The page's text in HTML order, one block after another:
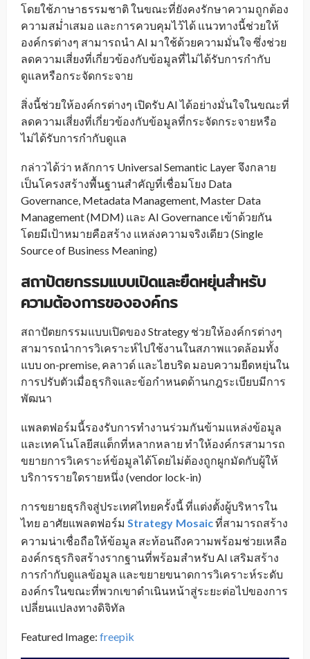
โดยใช้ภาษาธรรมชาติ ในขณะที่ยังคงรักษาความถูกต้อง
ความสม่ำเสมอ และการควบคุมไว้ได้ แนวทางนี้ช่วยให้
องค์กรต่างๆ สามารถนำ AI มาใช้ด้วยความมั่นใจ ซึ่งช่วย
ลดความเสี่ยงที่เกี่ยวข้องกับข้อมูลที่ไม่ได้รับการกำกับ
ดูแลหรือกระจัดกระจาย
สิ่งนี้ช่วยให้องค์กรต่างๆ เปิดรับ AI ได้อย่างมั่นใจในขณะที่
ลดความเสี่ยงที่เกี่ยวข้องกับข้อมูลที่กระจัดกระจายหรือ
ไม่ได้รับการกำกับดูแล
กล่าวได้ว่า หลักการ Universal Semantic Layer จึงกลาย
เป็นโครงสร้างพื้นฐานสำคัญที่เชื่อมโยง Data
Governance, Metadata Management, Master Data
Management (MDM) และ AI Governance เข้าด้วยกัน
โดยมีเป้าหมายคือสร้าง แหล่งความจริงเดียว (Single
Source of Business Meaning)
สถาปัตยกรรมแบบเปิดและยืดหยุ่นสำหรับ
ความต้องการขององค์กร
สถาปัตยกรรมแบบเปิดของ Strategy ช่วยให้องค์กรต่างๆ
สามารถนำการวิเคราะห์ไปใช้งานในสภาพแวดล้อมทั้ง
แบบ on-premise, คลาวด์ และไฮบริด มอบความยืดหยุ่นใน
การปรับตัวเมื่อธุรกิจและข้อกำหนดด้านกฎระเบียบมีการ
พัฒนา
แพลตฟอร์มนี้รองรับการทำงานร่วมกันข้ามแหล่งข้อมูล
และเทคโนโลยีสแต็กที่หลากหลาย ทำให้องค์กรสามารถ
ขยายการวิเคราะห์ข้อมูลได้โดยไม่ต้องถูกผูกมัดกับผู้ให้
บริการรายใดรายหนึ่ง (vendor lock-in)
การขยายธุรกิจสู่ประเทศไทยครั้งนี้ ที่แต่งตั้งผู้บริหารใน
ไทย อาศัยแพลตฟอร์ม Strategy Mosaicที่สามารถสร้าง
ความน่าเชื่อถือให้ข้อมูล สะท้อนถึงความพร้อมช่วยเหลือ
องค์กรธุรกิจสร้างรากฐานที่พร้อมสำหรับ AI เสริมสร้าง
การกำกับดูแลข้อมูล และขยายขนาดการวิเคราะห์ระดับ
องค์กรในขณะที่พวกเขาดำเนินหน้าสู่ระยะต่อไปของการ
เปลี่ยนแปลงทางดิจิทัล
Featured Image: freepik